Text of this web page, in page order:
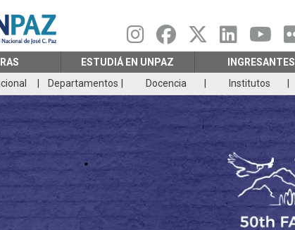
ESTUDIÁ EN UNPAZ INGRESANTES
Departamentos Docencia Institutos